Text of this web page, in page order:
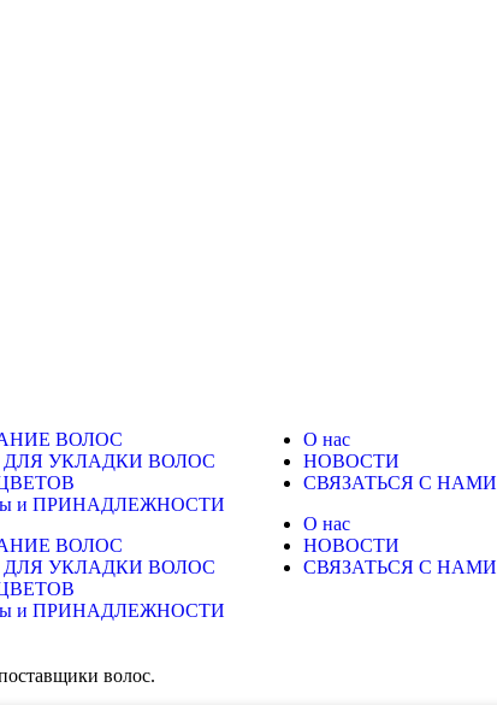
ВОЛОС
ДЛЯ УКЛАДКИ ВОЛОС
и ПРИНАДЛЕЖНОСТИ
ВОЛОС
ДЛЯ УКЛАДКИ ВОЛОС
и ПРИНАДЛЕЖНОСТИ
О нас
НОВОСТИ
СВЯЗАТЬСЯ С НАМИ
О нас
НОВОСТИ
СВЯЗАТЬСЯ С НАМИ
волос.